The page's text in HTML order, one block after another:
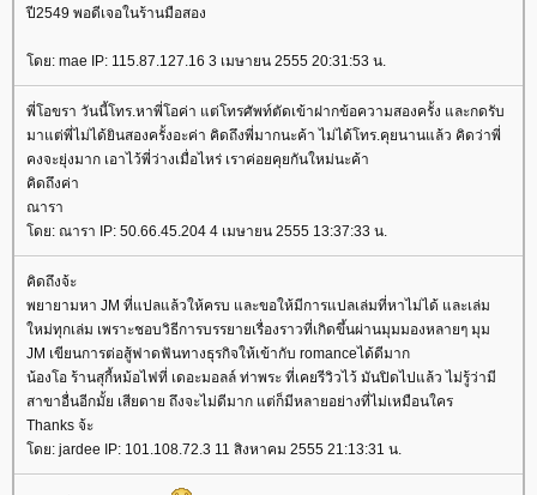
ปี2549 พอดีเจอในร้านมือสอง
ดย: mae IP: 115.87.127.16 3 เมษายน 2555 20:31:53 น.
พี่โอขรา วันนี้โทร.หาพี่โอค่า แต่โทรศัพท์ตัดเข้าฝากข้อความสองครั้ง และกดรับ
มาแต่พี่ไม่ได้ยินสองครั้งอะค่า คิดถึงพี่มากนะค้า ไม่ได้โทร.คุยนานแล้ว คิดว่าพี่
คงจะยุ่งมาก เอาไว้พี่ว่างเมื่อไหร่ เราค่อยคุยกันใหม่นะค้า
คิดถึงค่า
ณารา
ดย: ณารา IP: 50.66.45.204 4 เมษายน 2555 13:37:33 น.
คิดถึงจ้ะ
พยายามหา JM ที่แปลแล้วให้ครบ และขอให้มีการแปลเล่มที่หาไม่ได้ และเล่ม
หม่ทุกเล่ม เพราะชอบวิธีการบรรยายเรื่องราวที่เกิดขึ้นผ่านมุมมองหลายๆ มุม
JM เขียนการต่อสู้ฟาดฟันทางธุรกิจให้เข้ากับ romanceได้ดีมาก
น้องโอ ร้านสุกี้หม้อไฟที่ เดอะมอลล์ ท่าพระ ที่เคยรีวิวไว้ มันปิดไปแล้ว ไม่รู้ว่ามี
สาขาอื่นอีกมั้ย เสียดาย ถึงจะไม่ดีมาก แต่ก็มีหลายอย่างที่ไม่เหมือนใคร
Thanks จ้ะ
ดย: jardee IP: 101.108.72.3 11 สิงหาคม 2555 21:13:31 น.